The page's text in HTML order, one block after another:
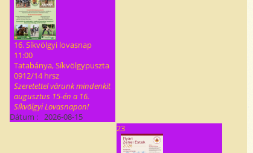
16. Síkvölgyi lovasnap
11:00
Tatabánya, Síkvölgypuszta
0912/14 hrsz
Szeretettel várunk mindenkit
augusztus 15-én a 16.
Síkvölgyi Lovasnapon!
Dátum : 2026-08-15
23